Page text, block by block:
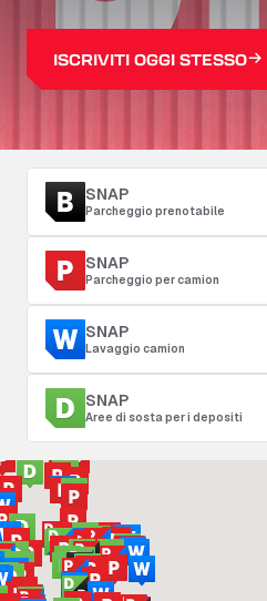
ISCRIVITI OGGI STESSO
SNAP
Parcheggio prenotabile
SNAP
Parcheggio per camion
SNAP
Lavaggio camion
SNAP
Aree di sosta per i depositi